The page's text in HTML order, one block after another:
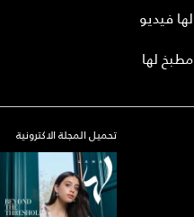
لها فيديو
مطبخ لها
تحميل المجلة الاكترونية